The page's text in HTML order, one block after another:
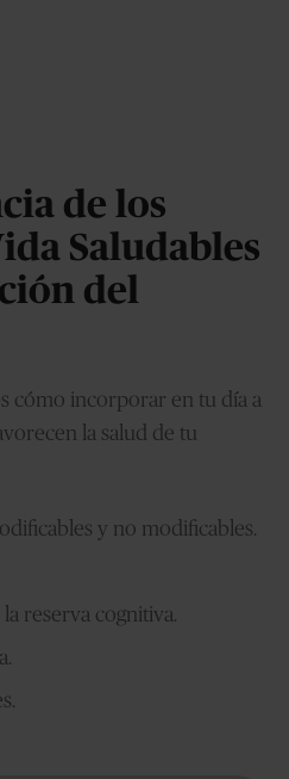
de los
Saludables
del
cómo incorporar en tu día a
la salud de tu
y no modificables.
reserva cognitiva.